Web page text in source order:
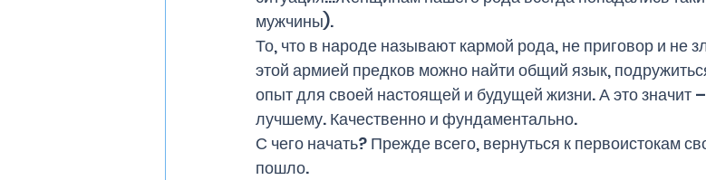
мужчины).
То, что в народе называют кармой рода, не приговор и не
этой армией предков можно найти общий язык,
опыт для своей настоящей и будущей жизни. А это значит
лучшему. Качественно и фундаментально.
С чего начать? Прежде всего, вернуться к первоистокам
пошло.